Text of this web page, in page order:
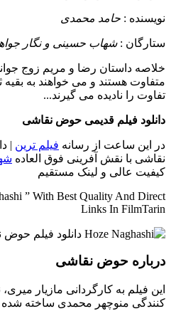
نويسنده : حامد محمدی
ستارگان :شهاب حسینی و نگار
خلاصه داستان رضا و مریم زوج
متفاوت هستند و می خواهند به
تفاوت را نادیده می گیرند...
دانلود فیلم قدیمی حوض نقاشی
در این ساعت از رسانه فیلم ترین |
نقاشی با نقش آفرینی فوق العاده
کیفیت عالی و لینک مستقیم
” With Best Quality And Direct
Links In FilmTarin
درباره حوض نقاشی
این فیلم به کارگردانی مازیار
کنندگی منوچهر محمدی ساخته